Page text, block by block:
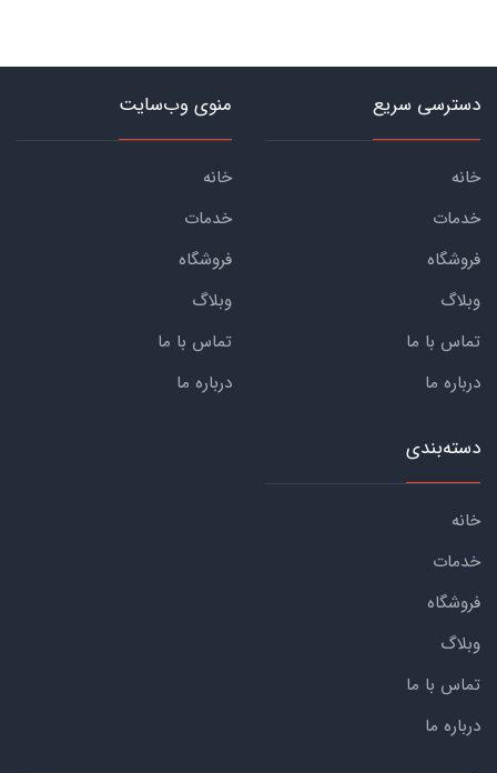
دسترسی سریع
خانه
خدمات
فروشگاه
وبلاگ
تماس با ما
درباره ما
منوی وب‌سایت
خانه
خدمات
فروشگاه
وبلاگ
تماس با ما
درباره ما
دسته‌بندی
خانه
خدمات
فروشگاه
وبلاگ
تماس با ما
درباره ما